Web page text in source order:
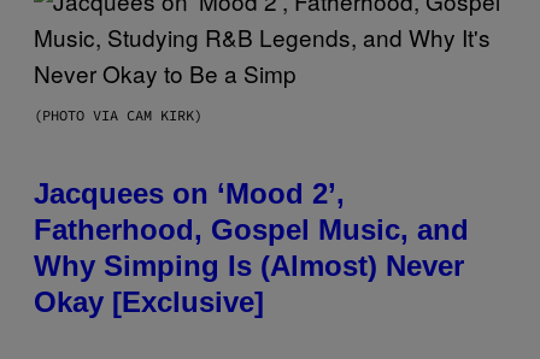
(PHOTO VIA CAM KIRK)
Jacquees on ‘Mood 2’,
Fatherhood, Gospel Music, and
Why Simping Is (Almost) Never
Okay [Exclusive]